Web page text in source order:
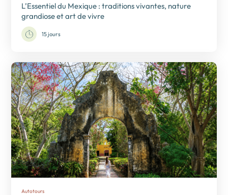
L’Essentiel du Mexique : traditions vivantes, nature
grandiose et art de vivre
15 jours
Autotours